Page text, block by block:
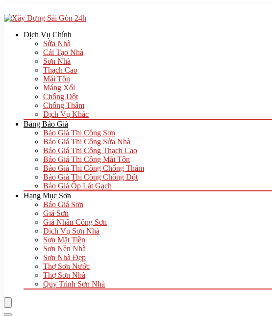
Dịch Vụ Chính
Sửa Nhà
Cải Tạo Nhà
Sơn Nhà
Thạch Cao
Mái Tôn
Máng Xối
Chống Dột
Chống Thấm
Dịch Vụ Khác
Bảng Báo Giá
Báo Giá Thi Công Sơn
Báo Giá Thi Công Sửa Nhà
Báo Giá Thi Công Thạch Cao
Báo Giá Thi Công Mái Tôn
Báo Giá Thi Công Chống Thấm
Báo Giá Thi Công Chống Dột
Báo Giá Ốp Lát Gạch
Hạng Mục Sơn
Báo Giá Sơn
Giá Sơn
Giá Nhân Công Sơn
Dịch Vụ Sơn Nhà
Sơn Mặt Tiền
Sơn Nền Nhà
Sơn Nhà Đẹp
Thợ Sơn Nước
Thợ Sơn Nhà
Quy Trình Sơn Nhà